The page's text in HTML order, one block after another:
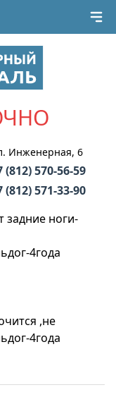
Инженерная, 6
(812) 570-56-59
(812) 571-33-90
задние ноги-
4года
,не
4года